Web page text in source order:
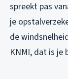
spreekt pas
je
de
KNMI, dat is je